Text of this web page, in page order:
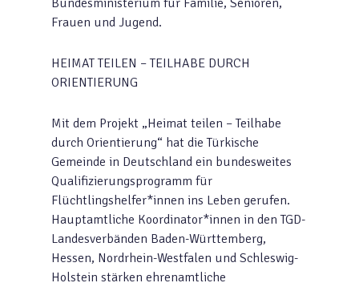
Bundesministerium für Familie, Senioren,
Frauen und Jugend.
HEIMAT TEILEN – TEILHABE DURCH
ORIENTIERUNG
Mit dem Projekt „Heimat teilen – Teilhabe
durch Orientierung“ hat die Türkische
Gemeinde in Deutschland ein bundesweites
Qualifizierungsprogramm für
Flüchtlingshelfer*innen ins Leben gerufen.
Hauptamtliche Koordinator*innen in den TGD-
Landesverbänden Baden-Württemberg,
Hessen, Nordrhein-Westfalen und Schleswig-
Holstein stärken ehrenamtliche